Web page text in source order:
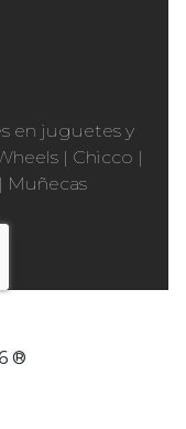
en juguetes y
| Chicco |
| Muñecas
®